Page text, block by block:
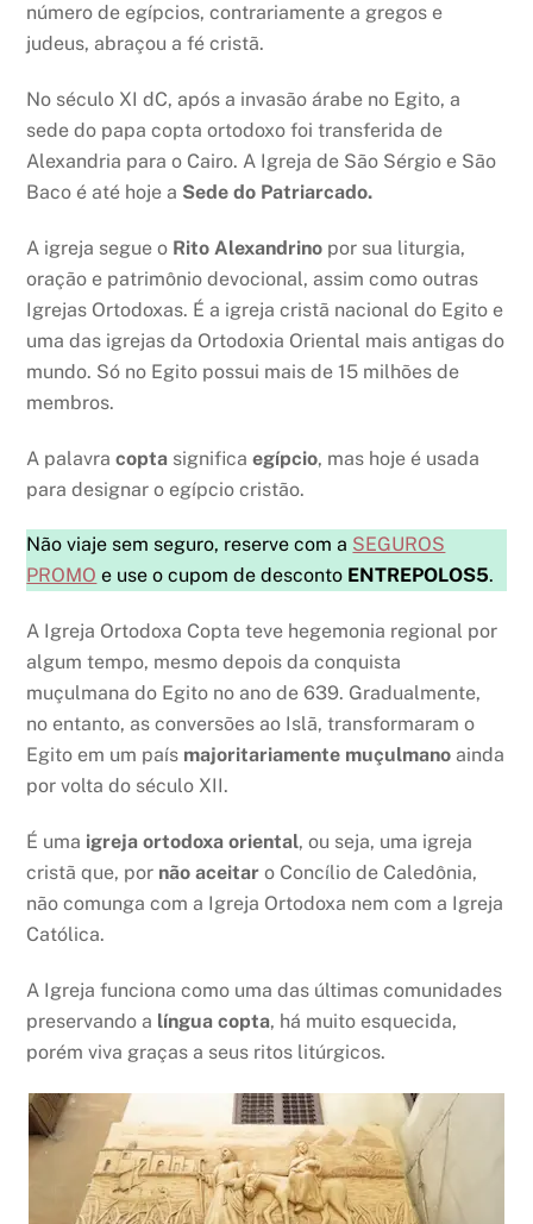
número de egípcios, contrariamente a gregos e
judeus, abraçou a fé cristã.
No século XI dC, após a invasão árabe no Egito, a
sede do papa copta ortodoxo foi transferida de
Alexandria para o Cairo. A Igreja de São Sérgio e São
Baco é até hoje a Sede do Patriarcado.
A igreja segue o Rito Alexandrino por sua liturgia,
oração e patrimônio devocional, assim como outras
Igrejas Ortodoxas. É a igreja cristã nacional do Egito e
uma das igrejas da Ortodoxia Oriental mais antigas do
mundo. Só no Egito possui mais de 15 milhões de
membros.
A palavracopta significaegípcio, mas hoje é usada
para designar o egípcio cristão.
Não viaje sem seguro, reserve com a SEGUROS
PROMO e use o cupom de desconto ENTREPOLOS5.
A Igreja Ortodoxa Copta teve hegemonia regional por
algum tempo, mesmo depois da conquista
muçulmana do Egito no ano de 639. Gradualmente,
no entanto, as conversões ao Islã, transformaram o
Egito em um país majoritariamente muçulmano ainda
por volta do século XII.
É uma igreja ortodoxa oriental, ou seja, uma igreja
cristã que, por não aceitar o Concílio de Caledônia,
não comunga com a Igreja Ortodoxa nem com a Igreja
Católica.
A Igreja funciona como uma das últimas comunidades
preservando a língua copta, há muito esquecida,
porém viva graças a seus ritos litúrgicos.